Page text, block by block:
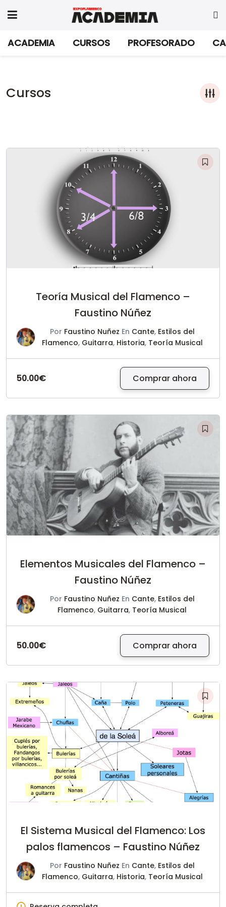
ACADEMIA CURSOS PROFESORADO
Cursos
Teoría Musical del Flamenco –
Faustino Núñez
Por Faustino Nuñez En Cante, Estilos del
Flamenco, Guitarra, Historia, Teoría Musical
50.00€ Comprar ahora
Elementos Musicales del Flamenco –
Faustino Núñez
Por Faustino Nuñez En Cante, Estilos del
Flamenco, Guitarra, Teoría Musical
50.00€ Comprar ahora
El Sistema Musical del Flamenco: Los
palos flamencos – Faustino Núñez
Por Faustino Nuñez En Cante, Estilos del
Flamenco, Guitarra, Historia, Teoría Musical